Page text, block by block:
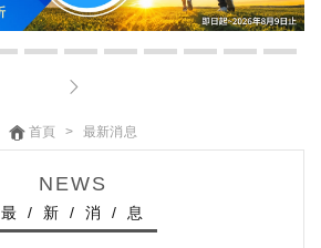
首頁 最新消息
NEWS
最 / 新 / 消 / 息